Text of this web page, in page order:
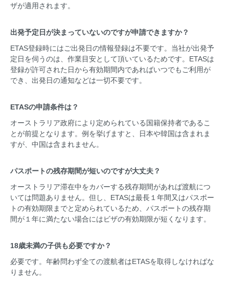
ザが適用されます。
出発予定日が決まっていないのですが申請できますか？
ETAS登録時にはご出発日の情報登録は不要です。当社が出発予
定日を伺うのは、作業目安として頂いているためです。ETASは
登録が許可された日から有効期間内であればいつでもご利用が
でき、出発日の通知などは一切不要です。
ETASの申請条件は？
オーストラリア政府により定められている国籍保持者であるこ
とが前提となります。例を挙げますと、日本や韓国は含まれま
すが、中国は含まれません。
パスポートの残存期間が短いのですが大丈夫？
オーストラリア滞在中をカバーする残存期間があれば渡航につ
いては問題ありません。但し、ETASは最長１年間又はパスポー
トの有効期限までと定められているため、パスポートの残存期
間が１年に満たない場合にはビザの有効期限が短くなります。
18歳未満の子供も必要ですか？
必要です。年齢問わず全ての渡航者はETASを取得しなければな
りません。